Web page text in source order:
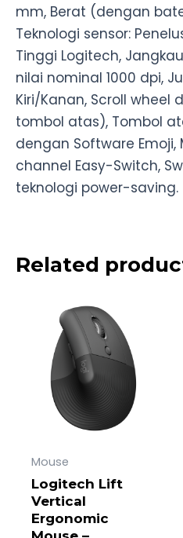
mm, Berat (dengan
Teknologi sensor:
Tinggi Logitech,
nilai nominal 1000 dpi,
Kiri/Kanan, Scroll wheel
tombol atas), Tombol
dengan Software Emoji,
channel Easy-Switch,
teknologi power-saving.
Related
Mouse
Logitech Lift
Vertical
Ergonomic